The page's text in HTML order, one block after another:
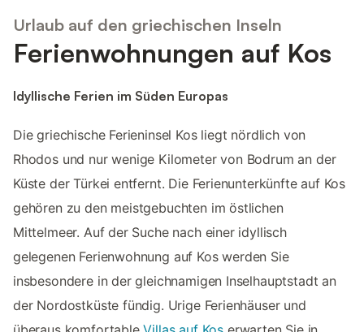
Urlaub auf den griechischen Inseln
Ferienwohnungen auf Kos
Idyllische Ferien im Süden Europas
Die griechische Ferieninsel Kos liegt nördlich von
Rhodos und nur wenige Kilometer von Bodrum an der
Küste der Türkei entfernt. Die Ferienunterkünfte auf Kos
gehören zu den meistgebuchten im östlichen
Mittelmeer. Auf der Suche nach einer idyllisch
gelegenen Ferienwohnung auf Kos werden Sie
insbesondere in der gleichnamigen Inselhauptstadt an
der Nordostküste fündig. Urige Ferienhäuser und